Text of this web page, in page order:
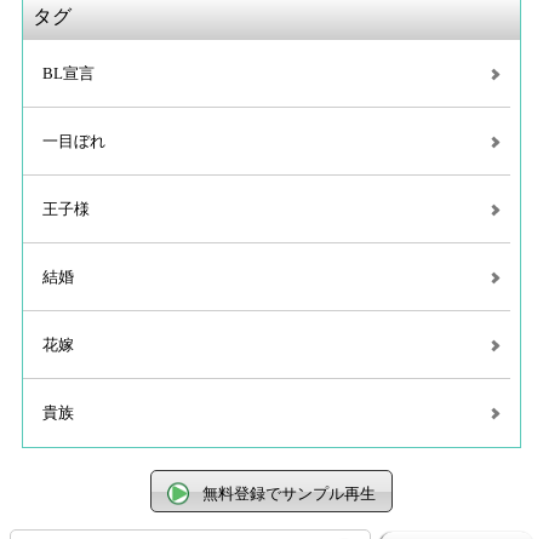
タグ
BL宣言
一目ぼれ
王子様
結婚
花嫁
貴族
無料登録でサンプル再生